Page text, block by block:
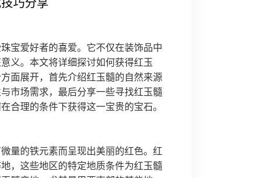
巧分享
宝爱好者的喜爱。它不仅在装饰品中
义。本文将详细探讨如何获得红玉
面展开，首先介绍红玉髓的自然来源
市场需求，最后分享一些寻找红玉髓
合理的条件下获得这一宝贵的宝石。
量的铁元素而呈现出美丽的红色。红
，这些地区的特定地质条件为红玉髓